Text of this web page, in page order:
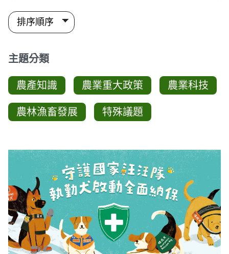
主題分類
農產知識 農業重大政策 農業科技
農林漁畜發展 特殊議題
影音列表